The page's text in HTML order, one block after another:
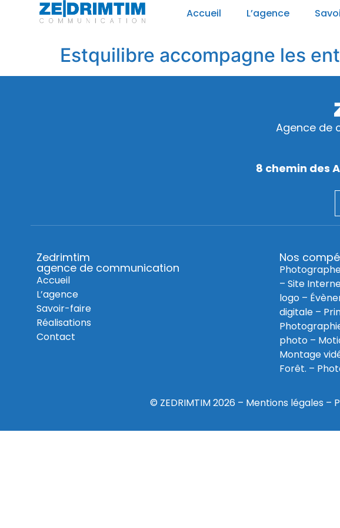
Accueil L’agence
Estquilibre accompagne les
Agence de
8 chemin des
Zedrimtim
agence de communication
Accueil
L’agence
Savoir-faire
Réalisations
Contact
Nos
–Site
logo –
digitale –
photo –
Montage
Forêt. –
© ZEDRIMTIM 2026 – Mentions légales –
Panneau de gestion des cookies